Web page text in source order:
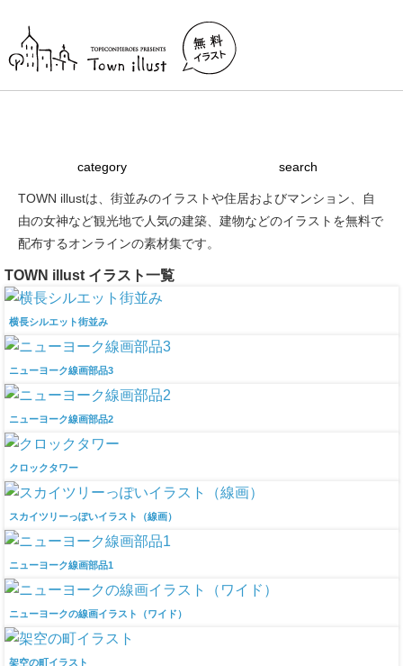
category search
TOWN illustは、街並みのイラストや住居およびマンション、自
由の女神など観光地で人気の建築、建物などのイラストを無料で
配布するオンラインの素材集です。
TOWN illust イラスト一覧
横長シルエット街並み
ニューヨーク線画部品3
ニューヨーク線画部品2
クロックタワー
スカイツリーっぽいイラスト（線画）
ニューヨーク線画部品1
ニューヨークの線画イラスト（ワイド）
架空の町イラスト